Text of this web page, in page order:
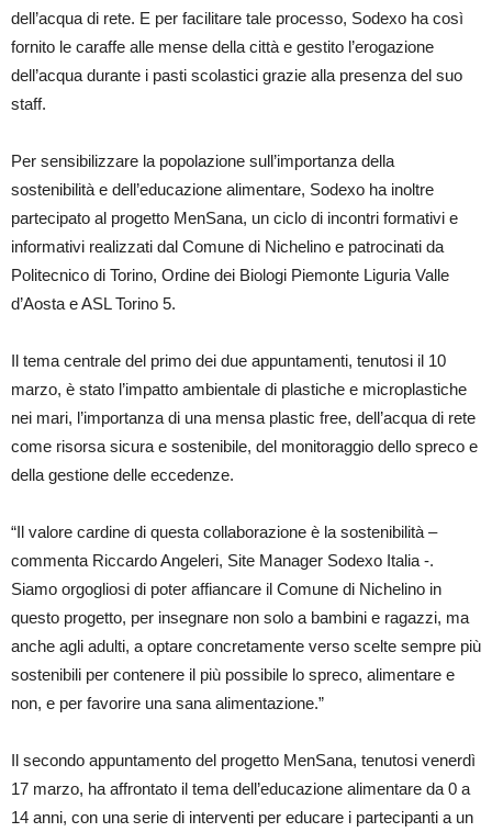
dell’acqua di rete. E per facilitare tale processo, Sodexo ha così
fornito le caraffe alle mense della città e gestito l’erogazione
dell’acqua durante i pasti scolastici grazie alla presenza del suo
staff.
Per sensibilizzare la popolazione sull’importanza della
sostenibilità e dell’educazione alimentare, Sodexo ha inoltre
partecipato al progetto MenSana, un ciclo di incontri formativi e
informativi realizzati dal Comune di Nichelino e patrocinati da
Politecnico di Torino, Ordine dei Biologi Piemonte Liguria Valle
d’Aosta e ASL Torino 5.
Il tema centrale del primo dei due appuntamenti, tenutosi il 10
marzo, è stato l’impatto ambientale di plastiche e microplastiche
nei mari, l’importanza di una mensa plastic free, dell’acqua di rete
come risorsa sicura e sostenibile, del monitoraggio dello spreco e
della gestione delle eccedenze.
“Il valore cardine di questa collaborazione è la sostenibilità –
commenta Riccardo Angeleri, Site Manager Sodexo Italia -.
Siamo orgogliosi di poter affiancare il Comune di Nichelino in
questo progetto, per insegnare non solo a bambini e ragazzi, ma
anche agli adulti, a optare concretamente verso scelte sempre più
sostenibili per contenere il più possibile lo spreco, alimentare e
non, e per favorire una sana alimentazione.”
Il secondo appuntamento del progetto MenSana, tenutosi venerdì
17 marzo, ha affrontato il tema dell’educazione alimentare da 0 a
14 anni, con una serie di interventi per educare i partecipanti a un